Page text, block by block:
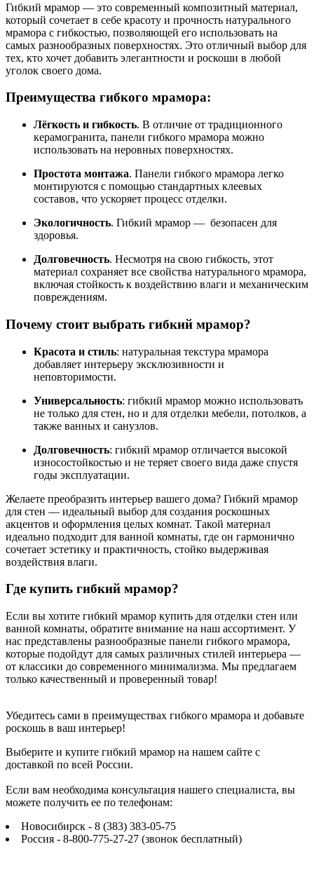
Гибкий мрамор — это современный композитный материал,
который сочетает в себе красоту и прочность натурального
мрамора с гибкостью, позволяющей его использовать на
самых разнообразных поверхностях. Это отличный выбор для
тех, кто хочет добавить элегантности и роскоши в любой
уголок своего дома.
Преимущества гибкого мрамора:
Лёгкость и гибкость. В отличие от традиционного
керамогранита, панели гибкого мрамора можно
использовать на неровных поверхностях.
Простота монтажа. Панели гибкого мрамора легко
монтируются с помощью стандартных клеевых
составов, что ускоряет процесс отделки.
Экологичность. Гибкий мрамор — безопасен для
здоровья.
Долговечность. Несмотря на свою гибкость, этот
материал сохраняет все свойства натурального мрамора,
включая стойкость к воздействию влаги и механическим
повреждениям.
Почему стоит выбрать гибкий мрамор?
Красота и стиль: натуральная текстура мрамора
добавляет интерьеру эксклюзивности и
неповторимости.
Универсальность: гибкий мрамор можно использовать
не только для стен, но и для отделки мебели, потолков, а
также ванных и санузлов.
Долговечность: гибкий мрамор отличается высокой
износостойкостью и не теряет своего вида даже спустя
годы эксплуатации.
Желаете преобразить интерьер вашего дома? Гибкий мрамор
для стен — идеальный выбор для создания роскошных
акцентов и оформления целых комнат. Такой материал
идеально подходит для ванной комнаты, где он гармонично
сочетает эстетику и практичность, стойко выдерживая
воздействия влаги.
Где купить гибкий мрамор?
Если вы хотите гибкий мрамор купить для отделки стен или
ванной комнаты, обратите внимание на наш ассортимент. У
нас представлены разнообразные панели гибкого мрамора,
которые подойдут для самых различных стилей интерьера —
от классики до современного минимализма. Мы предлагаем
только качественный и проверенный товар!
Убедитесь сами в преимуществах гибкого мрамора и добавьте
роскошь в ваш интерьер!
Выберите и купите гибкий мрамор на нашем сайте с
доставкой по всей России.
Если вам необходима консультация нашего специалиста, вы
можете получить ее по телефонам:
Новосибирск - 8 (383) 383-05-75
Россия - 8-800-775-27-27 (звонок бесплатный)